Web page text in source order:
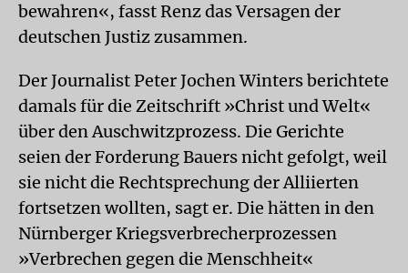
bewahren«, fasst Renz das Versagen der
deutschen Justiz zusammen.
Der Journalist Peter Jochen Winters berichtete
damals für die Zeitschrift »Christ und Welt«
über den Auschwitzprozess. Die Gerichte
seien der Forderung Bauers nicht gefolgt, weil
sie nicht die Rechtsprechung der Alliierten
fortsetzen wollten, sagt er. Die hätten in den
Nürnberger Kriegsverbrecherprozessen
»Verbrechen gegen die Menschheit«